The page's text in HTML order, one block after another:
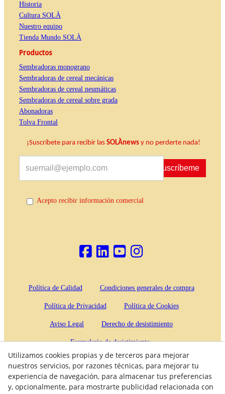
Historia
Cultura SOLÀ
Nuestro equipo
Tienda Mundo SOLÀ
Productos
Sembradoras monograno
Sembradoras de cereal mecánicas
Sembradoras de cereal neumáticas
Sembradoras de cereal sobre grada
Abonadoras
Tolva Frontal
¡Suscríbete para recibir las SOLÀnews y no perderte nada!
Suscríbeme
Acepto recibir información comercial
Política de Calidad Condiciones generales de compra
Política de Privacidad Política de Cookies
Aviso Legal Derecho de desistimiento
Formulario de desistimiento
© 08/2026 Maquinaria Agrícola SOLÀ, S.L. - Todos los
derechos reservados.
Utilizamos cookies propias y de terceros para mejorar
nuestros servicios, por razones técnicas, para mejorar tu
experiencia de navegación, para almacenar tus preferencias
y, opcionalmente, para mostrarte publicidad relacionada con